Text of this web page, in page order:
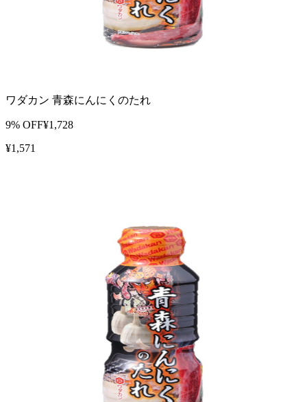
ワダカン 青森にんにくのたれ
9% OFF¥1,728
¥1,571